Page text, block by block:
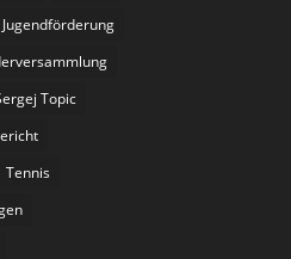
Jugendförderung
Topic
Tennis